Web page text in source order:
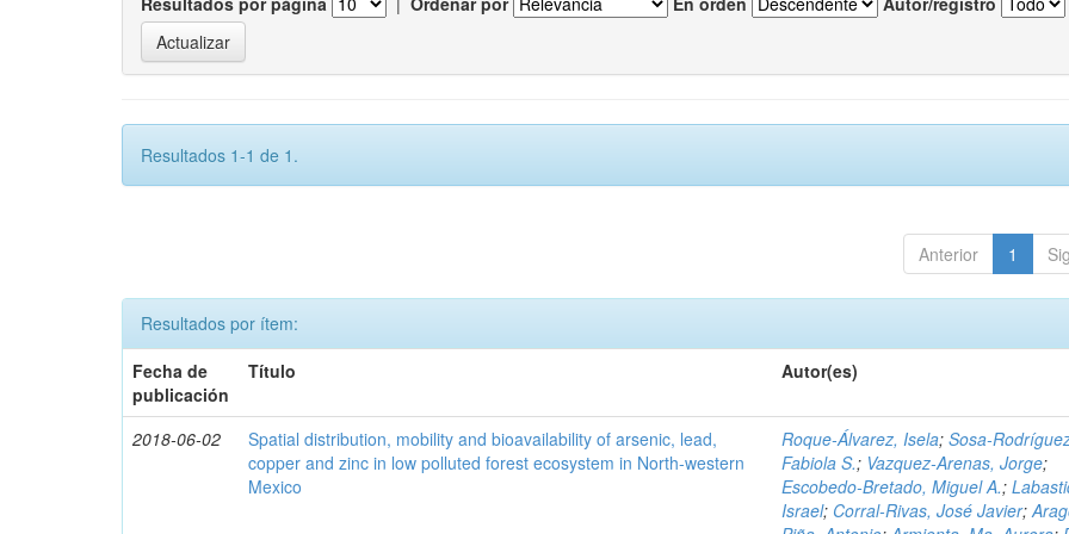
Resultados 1-1 de 1.
Anterior 1
Resultados por ítem:
Fecha de
publicación
Título Autor(es)
2018-06-02
Spatial distribution, mobility and bioavailability of arsenic, lead,
copper and zinc in low polluted forest ecosystem in North-western
Mexico
Roque-Álvarez, Isela;Sosa-
Fabiola S.; Vazquez-Arenas, Jorge;
Escobedo-Bretado, Miguel A.;
Israel; Corral-Rivas, José Javier;